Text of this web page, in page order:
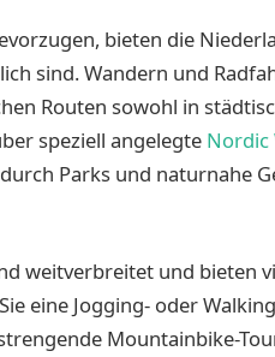
bieten die
sind. Wandern und
Routen sowohl in
speziell angelegte Nordic
Parks und naturnahe
weitverbreitet und bieten
eine Jogging- oder
Mountainbike-